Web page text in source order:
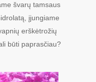
švarų tamsaus
įjungiame
erškėtrožių
būti paprasčiau?